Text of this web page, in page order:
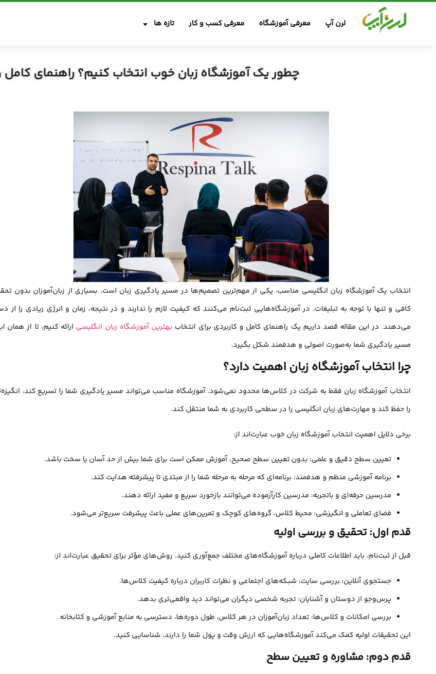
لرن آپ معرفی آموزشگاه معرفی کسب و کار تازه ها
چطور یک آموزشگاه زبان خوب انتخاب کنیم؟ راهنمای کامل
انتخاب یک آموزشگاه زبان انگلیسی مناسب، یکی از مهم‌ترین تصمیم‌ها در مسیر یادگیری زبان است. بسیاری از زبان‌آموزان بدون
کافی و تنها با توجه به تبلیغات، در آموزشگاه‌هایی ثبت‌نام می‌کنند که کیفیت لازم را ندارند و در نتیجه، زمان و انرژی زیادی را از
می‌دهند. در این مقاله قصد داریم یک راهنمای کامل و کاربردی برای انتخاب بهترین آموزشگاه زبان انگلیسی ارائه کنیم، تا از همان
مسیر یادگیری شما به‌صورت اصولی و هدفمند شکل بگیرد.
چرا انتخاب آموزشگاه زبان اهمیت دارد؟
انتخاب آموزشگاه زبان فقط به شرکت در کلاس‌ها محدود نمی‌شود. آموزشگاه مناسب می‌تواند مسیر یادگیری شما را تسریع کند،
را حفظ کند و مهارت‌های زبان انگلیسی را در سطحی کاربردی به شما منتقل کند.
برخی دلایل اهمیت انتخاب آموزشگاه زبان خوب عبارت‌اند از:
تعیین سطح دقیق و علمی: بدون تعیین سطح صحیح، آموزش ممکن است برای شما بیش از حد آسان یا سخت باشد.
برنامه آموزشی منظم و هدفمند: برنامه‌ای که مرحله به مرحله شما را از مبتدی تا پیشرفته هدایت کند.
مدرسین حرفه‌ای و باتجربه: مدرسین کارآزموده می‌توانند بازخورد سریع و مفید ارائه دهند.
فضای تعاملی و انگیزشی: محیط کلاس، گروه‌های کوچک و تمرین‌های عملی باعث پیشرفت سریع‌تر می‌شود.
قدم اول: تحقیق و بررسی اولیه
قبل از ثبت‌نام، باید اطلاعات کاملی درباره آموزشگاه‌های مختلف جمع‌آوری کنید. روش‌های مؤثر برای تحقیق عبارت‌اند از:
جستجوی آنلاین: بررسی سایت، شبکه‌های اجتماعی و نظرات کاربران درباره کیفیت کلاس‌ها.
پرس‌وجو از دوستان و آشنایان: تجربه شخصی دیگران می‌تواند دید واقعی‌تری بدهد.
بررسی امکانات و کلاس‌ها: تعداد زبان‌آموزان در هر کلاس، طول دوره‌ها، دسترسی به منابع آموزشی و کتابخانه.
این تحقیقات اولیه کمک می‌کند آموزشگاه‌هایی که ارزش وقت و پول شما را دارند، شناسایی کنید.
قدم دوم: مشاوره و تعیین سطح